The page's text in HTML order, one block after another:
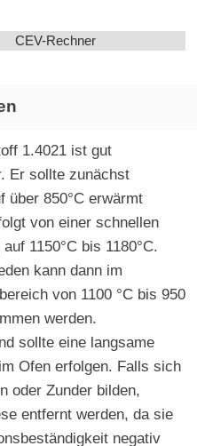
CEV-Rechner
1.4021 ist gut
Er sollte zunächst
über 850°C erwärmt
von einer schnellen
1150°C bis 1180°C.
kann dann im
von 1100 °C bis 950
werden.
sollte eine langsame
Ofen erfolgen. Falls sich
oder Zunder bilden,
entfernt werden, da sie
negativ